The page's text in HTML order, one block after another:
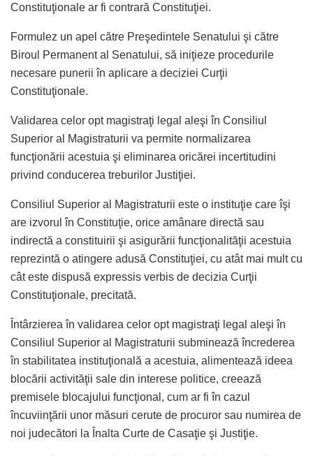
Constituţionale ar fi contrară Constituţiei.
Formulez un apel către Preşedintele Senatului şi către
Biroul Permanent al Senatului, să iniţieze procedurile
necesare punerii în aplicare a deciziei Curţii
Constituţionale.
Validarea celor opt magistraţi legal aleşi în Consiliul
Superior al Magistraturii va permite normalizarea
funcţionării acestuia şi eliminarea oricărei incertitudini
privind conducerea treburilor Justiţiei.
Consiliul Superior al Magistraturii este o instituţie care îşi
are izvorul în Constituţie, orice amânare directă sau
indirectă a constituirii şi asigurării funcţionalităţii acestuia
reprezintă o atingere adusă Constituţiei, cu atât mai mult cu
cât este dispusă expressis verbis de decizia Curţii
Constituţionale, precitată.
Întârzierea în validarea celor opt magistraţi legal aleşi în
Consiliul Superior al Magistraturii subminează încrederea
în stabilitatea instituţională a acestuia, alimentează ideea
blocării activităţii sale din interese politice, creează
premisele blocajului funcţional, cum ar fi în cazul
încuviinţării unor măsuri cerute de procuror sau numirea de
noi judecători la Înalta Curte de Casaţie şi Justiţie.